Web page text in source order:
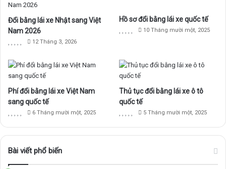
o
k
b
g
a
Đổi bằng lái xe Nhật sang Việt
Nam 2026
12 Tháng 3, 2026
Hồ sơ đổi bằng lái xe quốc tế
10 Tháng mười một, 2025
Phí đổi bằng lái xe Việt Nam
sang quốc tế
6 Tháng mười một, 2025
Thủ tục đổi bằng lái xe ô tô
quốc tế
5 Tháng mười một, 2025
Bài viết phổ biến